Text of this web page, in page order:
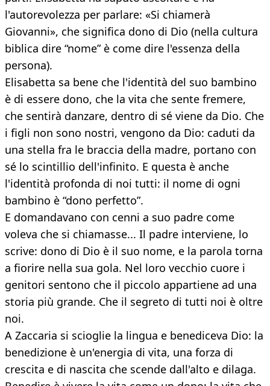
l'autorevolezza per parlare: «Si chiamerà
Giovanni», che significa dono di Dio (nella cultura
biblica dire “nome” è come dire l'essenza della
persona).
Elisabetta sa bene che l'identità del suo bambino
è di essere dono, che la vita che sente fremere,
che sentirà danzare, dentro di sé viene da Dio. Che
i figli non sono nostri, vengono da Dio: caduti da
una stella fra le braccia della madre, portano con
sé lo scintillio dell'infinito. E questa è anche
l'identità profonda di noi tutti: il nome di ogni
bambino è “dono perfetto”.
E domandavano con cenni a suo padre come
voleva che si chiamasse... Il padre interviene, lo
scrive: dono di Dio è il suo nome, e la parola torna
a fiorire nella sua gola. Nel loro vecchio cuore i
genitori sentono che il piccolo appartiene ad una
storia più grande. Che il segreto di tutti noi è oltre
noi.
A Zaccaria si scioglie la lingua e benediceva Dio: la
benedizione è un'energia di vita, una forza di
crescita e di nascita che scende dall'alto e dilaga.